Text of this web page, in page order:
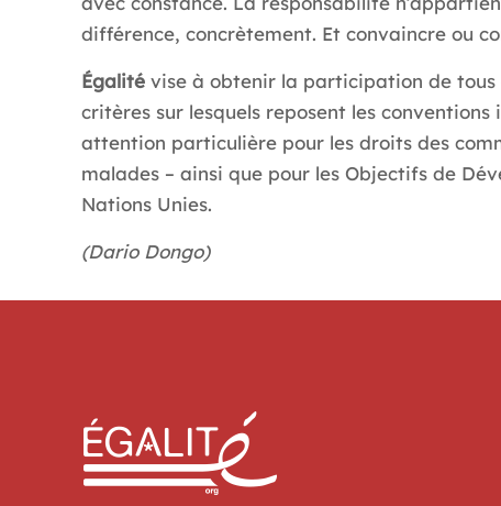
différence, concrètement. Et convaincre ou
Égalité vise à obtenir la participation de tous
critères sur lesquels reposent les
attention particulière pour les droits des
malades – ainsi que pour les Objectifs de
Nations Unies.
(Dario Dongo)